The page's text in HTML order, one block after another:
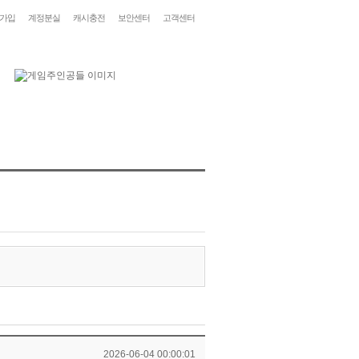
입 계정분실 캐시충전 보안센터 고객센터
2026-06-04 00:00:01